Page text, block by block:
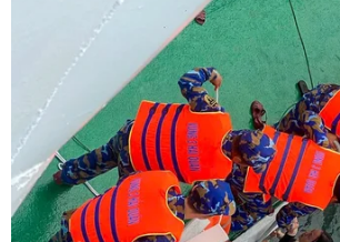
Công ty đã buộc phải tìm kiếm
cấp phụ tùng tạm thời
máy ở Nhật Bản ngừng hoạt
Người phát ngôn của Toyota
Glenn Campbell cho biết hãng
khả năng để duy trì sản lượng